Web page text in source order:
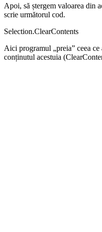
Apoi, să ștergem valoarea din
scrie următorul cod.
Selection.ClearContents
Aici programul „preia” ceea
conținutul acestuia